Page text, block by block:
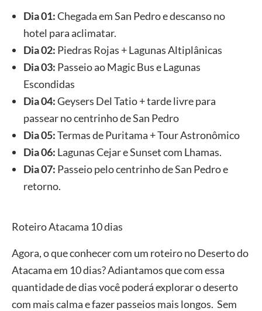
Dia 01:Chegada em San Pedro e descanso no
hotel para aclimatar.
Dia 02: Piedras Rojas + Lagunas Altiplânicas
Dia 03: Passeio ao Magic Bus e Lagunas
Escondidas
Dia 04:Geysers Del Tatio + tarde livre para
passear no centrinho de San Pedro
Dia 05:Termas de Puritama + Tour Astronômico
Dia 06: Lagunas Cejar e Sunset com Lhamas.
Dia 07: Passeio pelo centrinho de San Pedro e
retorno.
Roteiro Atacama 10 dias
Agora, o que conhecer com um roteiro no Deserto do
Atacama em 10 dias? Adiantamos que com essa
quantidade de dias você poderá explorar o deserto
com mais calma e fazer passeios mais longos. Sem